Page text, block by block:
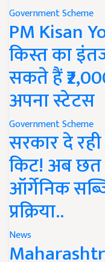
Government Scheme
PM Kisan
किस्त का
सकते हैं
अपना स्टेटस
Government Scheme
सरकार दे रही
किट! अब छत
ऑर्गेनिक
प्रक्रिया..
News